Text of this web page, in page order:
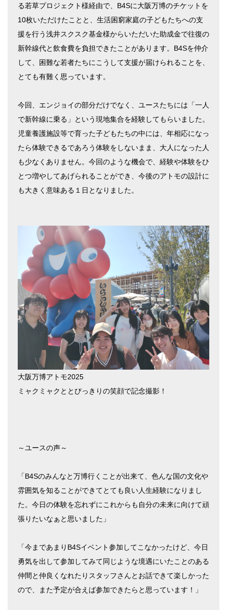
る若草プロジェクト様経由で、B4Sに大阪万博のチケットを
10枚いただけたことと、生活困窮家庭の子どもたちへの支
援を行う浅井スクスク基金様からいただいた助成金で往復の
新幹線代と飲食費を負担できたことがあります。B4Sを仲介
して、困難な若者たちにこうして支援が届けられることを、
とても有難く思っています。
今回、エンジョイの部分だけでなく、ユースたちには「一人
で新幹線に乗る」という現地集合を経験してもらいました。
児童養護施設等で育った子どもたちの中には、年相応になっ
たら体験できるであろう体験をしないまま、大人になった人
も少なくありません。今回のような機会で、経験や体験をひ
とつ増やしてあげられることができ、今後のアトモの設計に
も大きく意味ある１日となりました。
大阪万博アトモ2025
ミャクミャクととびっきりの笑顔で記念撮影！
～ユースの声～
「B4Sのみんなと万博行くことが出来て、色んな国の文化や
雰囲気を知ることができてとても良い人生経験になりまし
た。今日の体験を忘れずにこれからも自分の未来に向けて頑
張りたいなぁと思いました」
「今まであまりB4Sイベント参加してこなかったけど、今日
勇気を出して参加してみて同じような境遇にいたことのある
仲間と仲良くなれたりスタッフさんとお話できて楽しかった
ので、また予定が合えば参加できたらと思っています！」